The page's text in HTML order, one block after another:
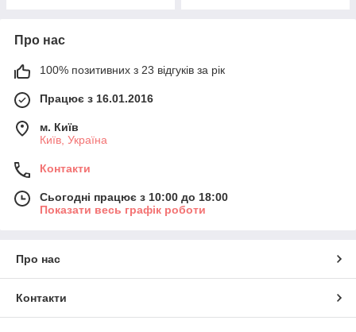
Про нас
100% позитивних з 23 відгуків за рік
Працює з 16.01.2016
м. Київ
Київ, Україна
Контакти
Сьогодні працює з 10:00 до 18:00
Показати весь графік роботи
Про нас
Контакти